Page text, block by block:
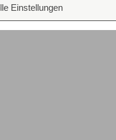
Einstellungen